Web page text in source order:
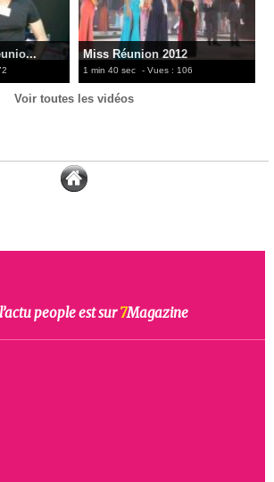
Miss Réunion 2012
1 min 40 sec - Vues : 106
Voir toutes les vidéos
people est sur7Magazine